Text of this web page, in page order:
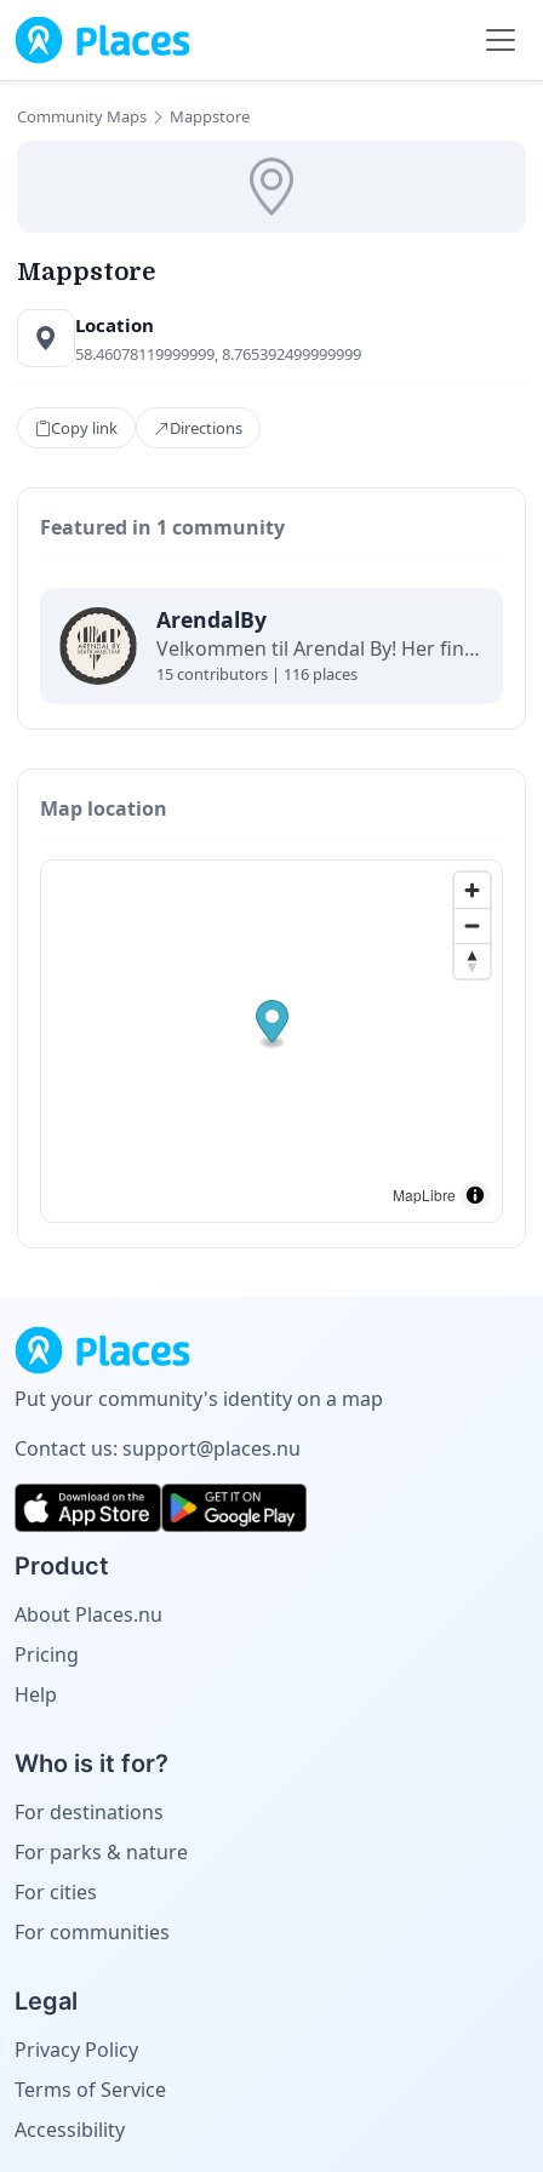
Skip to main content
Community Maps Mappstore
Mappstore
Location
58.46078119999999, 8.765392499999999
Copy link Directions
Featured in 1 community
ArendalBy
Velkommen til Arendal By! Her finner du interaktive kart og oppdaterte oversikter over alt som skjer i byen. Utforsk, finn frem og opplev det beste av Arendal på ett og samme sted!
15 contributors | 116 places
Map location
MapLibre
Put your community's identity on a map
Contact us: support@places.nu
Product
About Places.nu
Pricing
Help
Who is it for?
For destinations
For parks & nature
For cities
For communities
Legal
Privacy Policy
Terms of Service
Accessibility